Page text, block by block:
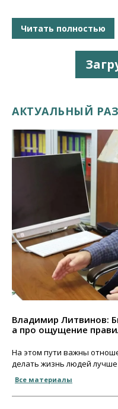
Читать полностью
АКТУАЛЬНЫЙ
Владимир Литвинов:
а про ощущение
На этом пути важны
делать жизнь людей лучше
Все материалы